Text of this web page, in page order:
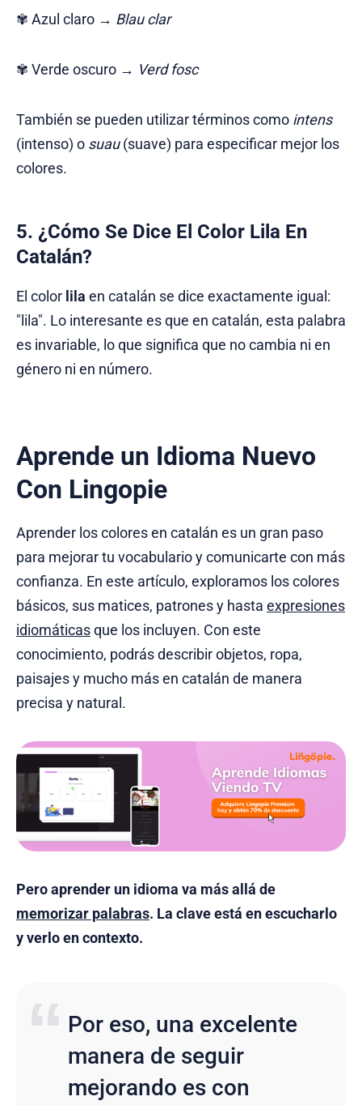
✾ Azul claro → Blau clar
✾ Verde oscuro → Verd fosc
También se pueden utilizar términos como intens
(intenso) o suau(suave) para especificar mejor los
colores.
5. ¿Cómo Se Dice El Color Lila En
Catalán?
El color lila en catalán se dice exactamente igual:
"lila". Lo interesante es que en catalán, esta palabra
es invariable, lo que significa que no cambia ni en
género ni en número.
Aprende un Idioma Nuevo
Con Lingopie
Aprender los colores en catalán es un gran paso
para mejorar tu vocabulario y comunicarte con más
confianza. En este artículo, exploramos los colores
básicos, sus matices, patrones y hasta expresiones
idiomáticasque los incluyen. Con este
conocimiento, podrás describir objetos, ropa,
paisajes y mucho más en catalán de manera
precisa y natural.
Pero aprender un idioma va más allá de
memorizar palabras. La clave está en escucharlo
y verlo en contexto.
Por eso, una excelente
manera de seguir
mejorando es con